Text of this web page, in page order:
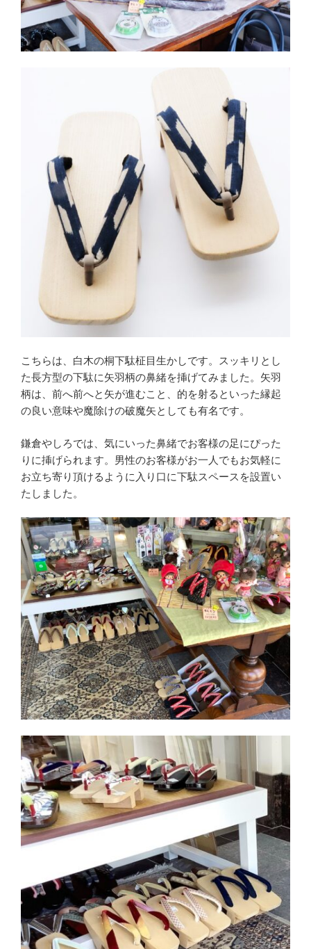
こちらは、白木の桐下駄柾目生かしです。スッキリとし
た長方型の下駄に矢羽柄の鼻緒を挿げてみました。矢羽
柄は、前へ前へと矢が進むこと、的を射るといった縁起
の良い意味や魔除けの破魔矢としても有名です。
鎌倉やしろでは、気にいった鼻緒でお客様の足にぴった
りに挿げられます。男性のお客様がお一人でもお気軽に
お立ち寄り頂けるように入り口に下駄スペースを設置い
たしました。